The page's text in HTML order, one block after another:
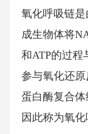
氧化呼吸链
成生物体将
和ATP的过程
参与氧化还
蛋白酶复合体
因此称为氧